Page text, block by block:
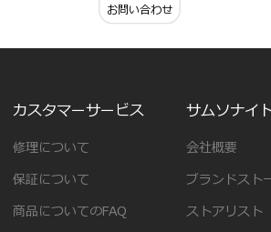
お問い合わせ
カスタマーサービス
修理について
保証について
商品についてのFAQ
サムソナイ
会社概要
ブランドスト
ストアリスト